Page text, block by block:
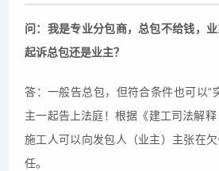
问：我是专业分包商，总包不给钱，
起诉总包还是业主？
答：一般告总包，但符合条件也可以“
主一起告上法庭！根据《建工司法解
施工人可以向发包人（业主）主张在
任。